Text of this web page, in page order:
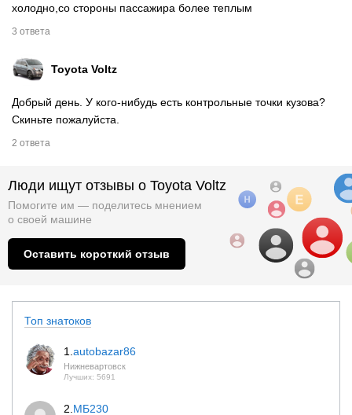
холодно,со стороны пассажира более теплым
3 ответа
Toyota Voltz
Добрый день. У кого-нибудь есть контрольные точки кузова?
Скиньте пожалуйста.
2 ответа
Люди ищут отзывы о Toyota Voltz
Помогите им — поделитесь мнением
о своей машине
Оставить короткий отзыв
Топ знатоков
1. autobazar86
Нижневартовск
Лучших: 5691
2. МБ230